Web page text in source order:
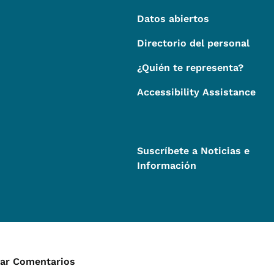
Datos abiertos
Directorio del personal
¿Quién te representa?
Accessibility Assistance
Suscríbete a Noticias e
Información
de Contacto
Comentarios